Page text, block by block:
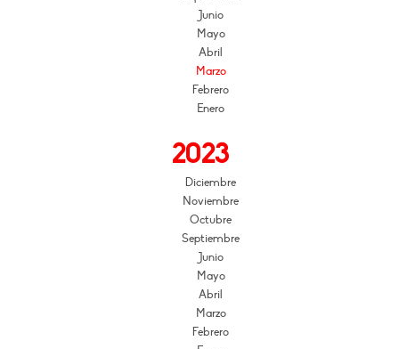
Junio
Mayo
Abril
Marzo
Febrero
Enero
2023
Diciembre
Noviembre
Octubre
Septiembre
Junio
Mayo
Abril
Marzo
Febrero